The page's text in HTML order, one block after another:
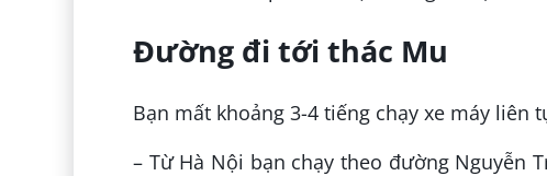
Đường đi tới thác Mu
Bạn mất khoảng 3-4 tiếng chạy xe máy liên
– Từ Hà Nội bạn chạy theo đường Nguyễn